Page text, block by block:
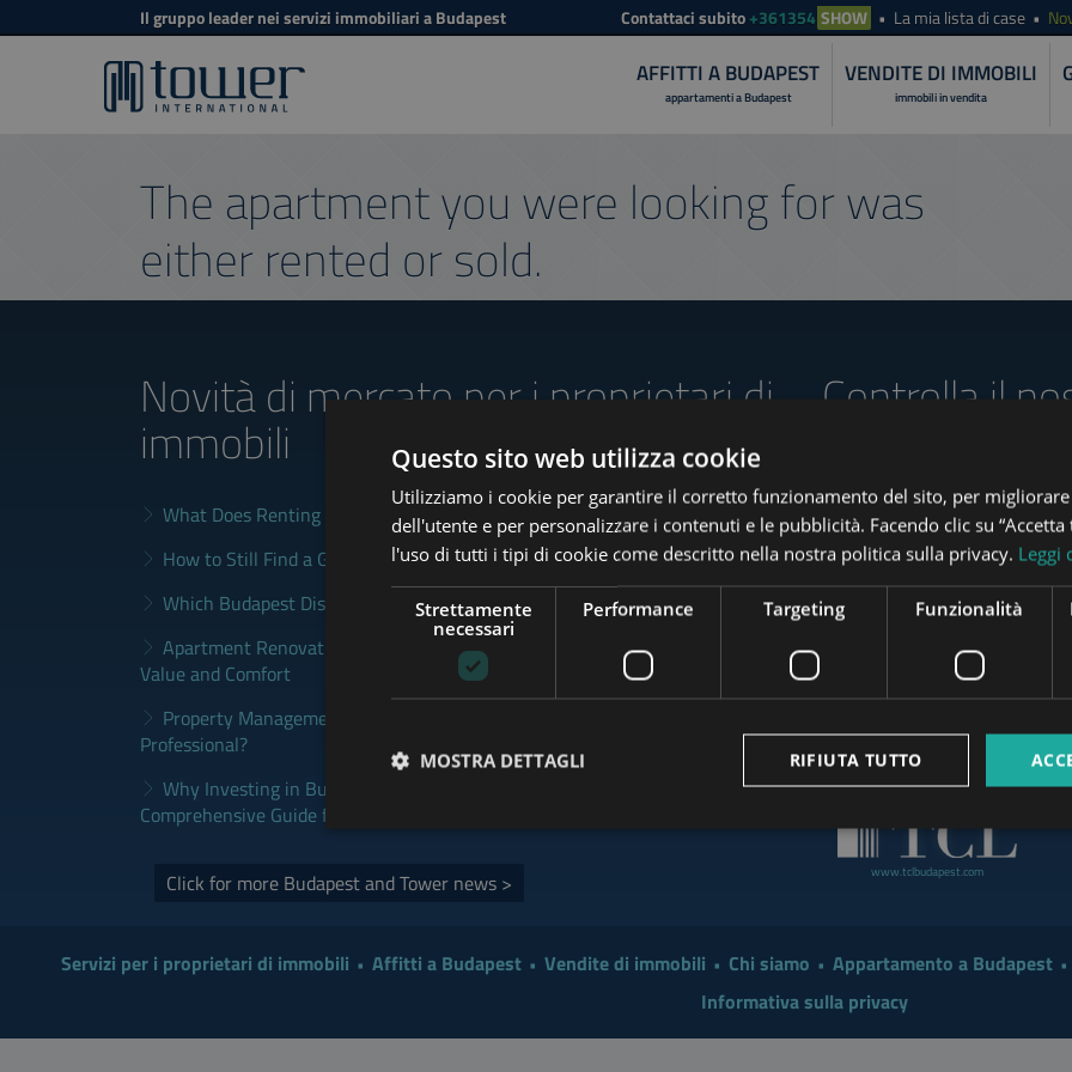
Il gruppo leader nei servizi immobiliari a Budapest Contattaci subito+361354 SHOW La mia lista di case
AFFITTI A BUDAPEST
appartamenti a Budapest
VENDITE DI IMMOBILI
immobili in vendita
The apartment you were looking for was
either rented or sold.
Novità di mercato per i proprietari di
immobili
What Does Renting in Budapest Really Cost?
How to Still Find a Good Rental in Budapest at the End of August
Which Budapest District Fits Which Property Investor in 2026?
Apartment Renovation Budapest: How to Plan a Smarter Renovation for
Value and Comfort
Property Management Budapest: When Does It Make Sense to Hire a
Professional?
Why Investing in Budapest Real Estate is a Smart Move in 2026: A
Comprehensive Guide for Investors
Click for more Budapest and Tower news >
Controlla il
www.tower-investments.com
www.mybudapesthome.com
www.tclbudapest.com
Servizi per i proprietari di immobili Affitti a Budapest Vendite di immobili Chi siamo Appartamento a Budapest
Informativa sulla privacy
Questo sito web utilizza cookie
Utilizziamo i cookie per garantire il corretto funzionamento del sito, per
dell'utente e per personalizzare i contenuti e le pubblicità. Facendo clic su “Accetta
l'uso di tutti i tipi di cookie come descritto nella nostra politica sulla privacy. Leggi
Strettamente
necessari
Performance Targeting Funzionalità
RIFIUTA TUTTO
MOSTRA DETTAGLI